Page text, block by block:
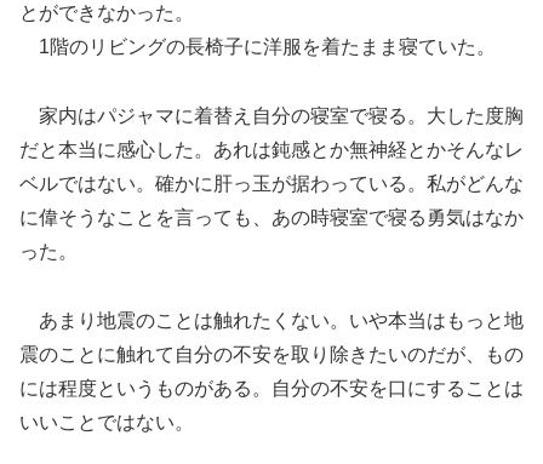
とができなかった。
1階のリビングの長椅子に洋服を着たまま寝ていた。
家内はパジャマに着替え自分の寝室で寝る。大した度胸
だと本当に感心した。あれは鈍感とか無神経とかそんなレ
ベルではない。確かに肝っ玉が据わっている。私がどんな
に偉そうなことを言っても、あの時寝室で寝る勇気はなか
った。
あまり地震のことは触れたくない。いや本当はもっと地
震のことに触れて自分の不安を取り除きたいのだが、もの
には程度というものがある。自分の不安を口にすることは
いいことではない。